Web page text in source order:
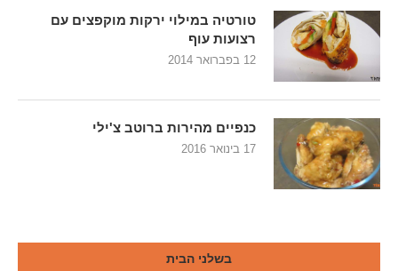
טורטיה במילוי ירקות מוקפצים עם
רצועות עוף
12 בפברואר 2014
כנפיים מהירות ברוטב צ'ילי
17 בינואר 2016
בשלני הבית